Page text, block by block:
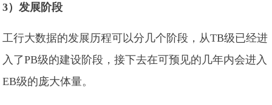
3）发展阶段
工行大数据的发展历程可以分几个阶段，从TB级已经进
入了PB级的建设阶段，接下去在可预见的几年内会进入
EB级的庞大体量。